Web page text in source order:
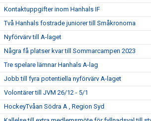
Kontaktuppgifter inom Hanhals IF
Två Hanhals fostrade juniorer till Småkronorna
Nyförvärv till A-laget
Några få platser kvar till Sommarcampen 2023
Tre spelare lämnar Hanhals A-lag
Jobb till fyra potentiella nyförvärv A-laget
Volontärer till JVM 26/12 - 5/1
HockeyTvåan Södra A , Region Syd